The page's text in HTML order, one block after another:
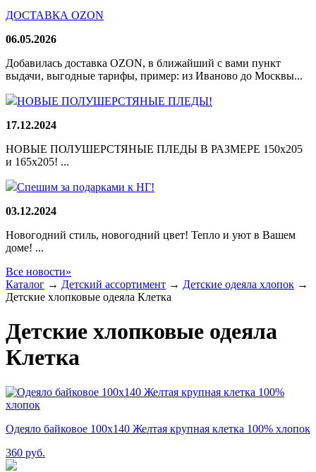
ДОСТАВКА OZON
06.05.2026
Добавилась доставка OZON, в ближайший с вами пункт
выдачи, выгодные тарифы, пример: из Иваново до Москвы...
НОВЫЕ ПОЛУШЕРСТЯНЫЕ ПЛЕДЫ!
17.12.2024
НОВЫЕ ПОЛУШЕРСТЯНЫЕ ПЛЕДЫ В РАЗМЕРЕ 150х205
и 165х205! ...
Спешим за подарками к НГ!
03.12.2024
Новогодний стиль, новогодний цвет! Тепло и уют в Вашем
доме! ...
Все новости»
Каталог → Детский ассортимент → Детские одеяла хлопок →
Детские хлопковые одеяла Клетка
Детские хлопковые одеяла
Клетка
Одеяло байковое 100х140 Желтая крупная клетка 100% хлопок
360 руб.